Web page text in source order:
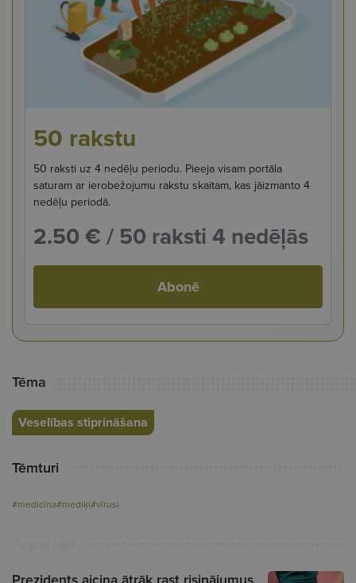
50 rakstu
50 raksti uz 4 nedēļu periodu. Pieeja visam portāla
saturam ar ierobežojumu rakstu skaitam, kas jāizmanto 4
nedēļu periodā.
2.50 € / 50 raksti 4 nedēļās
Abonē
Tēma
Veselības stiprināšana
Tēmturi
#medicīna#mediķi#vīrusi